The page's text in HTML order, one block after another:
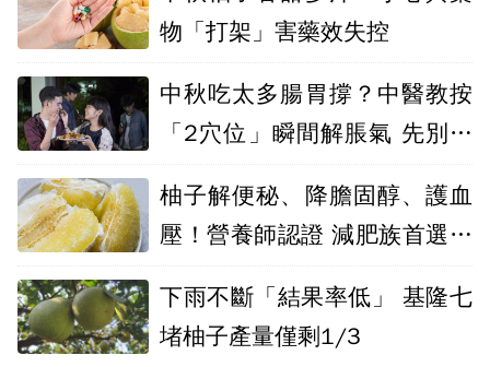
物「打架」害藥效失控
中秋吃太多腸胃撐？中醫教按
「2穴位」瞬間解脹氣 先別急
柚子解便秘、降膽固醇、護血
壓！營養師認證 減肥族首選這
下雨不斷「結果率低」 基隆七
堵柚子產量僅剩1/3